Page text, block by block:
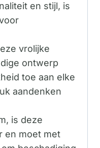
en stijl, is
vrolijke
ontwerp
toe aan elke
aandenken
is deze
en moet met